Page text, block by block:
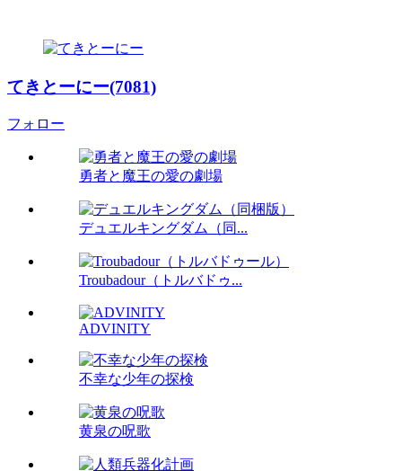
てきとーにー(7081)
フォロー
勇者と魔王の愛の劇場
デュエルキングダム（同...
Troubadour（トルバドゥ...
ADVINITY
不幸な少年の探検
黄泉の呪歌